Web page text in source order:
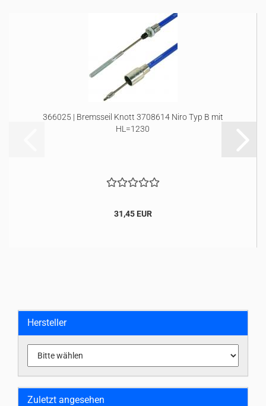
366025 | Bremsseil Knott 3708614 Niro Typ B mit
HL=1230
31,45 EUR
Hersteller
Zuletzt angesehen